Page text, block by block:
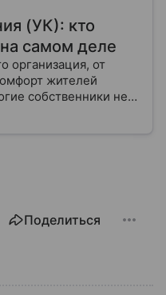
(УК): кто
самом деле
организация, от
жителей
собственники не
услуги УК
Поделиться